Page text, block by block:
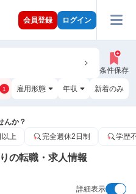
会員登録 ログイン
条件保存
1 雇用形態 年収 新着のみ
んか？
以上 完全週休2日制 学歴
の転職・求人情報
詳細表示